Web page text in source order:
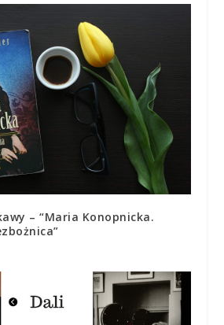
– “Maria Konopnicka.